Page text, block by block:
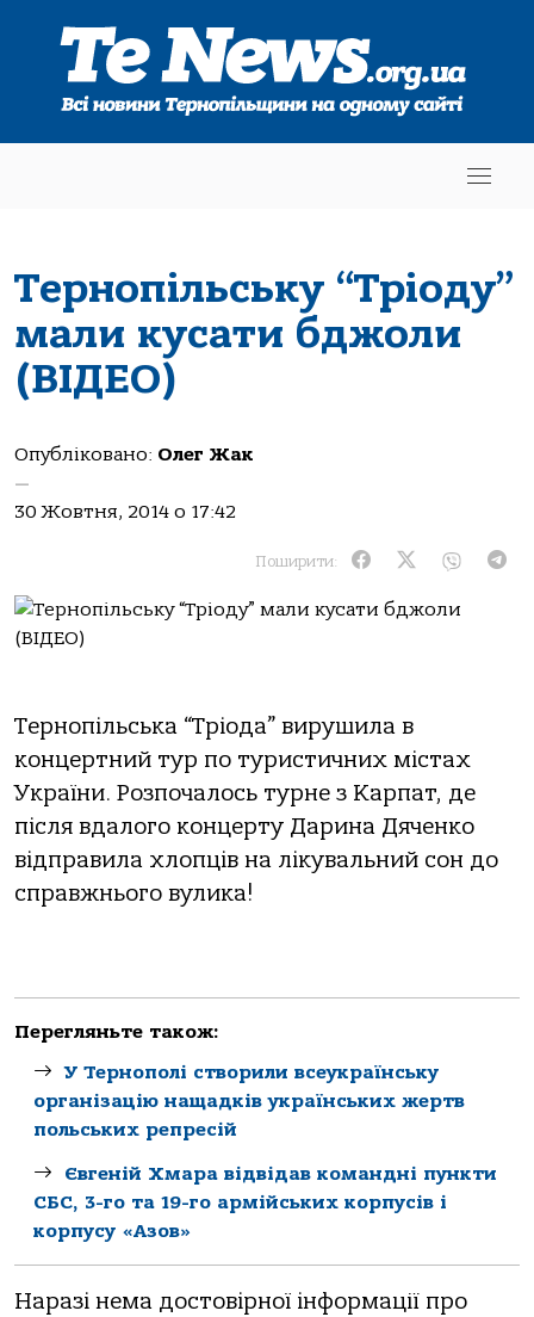
Тернопільську “Тріоду”
мали кусати бджоли
(ВІДЕО)
Опубліковано: Олег Жак
—
30 Жовтня, 2014 о 17:42
Поширити:
Тернопільська “Тріода” вирушила в
концертний тур по туристичних містах
України. Розпочалось турне з Карпат, де
після вдалого концерту Дарина Дяченко
відправила хлопців на лікувальний сон до
справжнього вулика!
Перегляньте також:
У Тернополі створили всеукраїнську
організацію нащадків українських жертв
польських репресій
Євгеній Хмара відвідав командні пункти
СБС, 3-го та 19-го армійських корпусів і
корпусу «Азов»
Наразі нема достовірної інформації про